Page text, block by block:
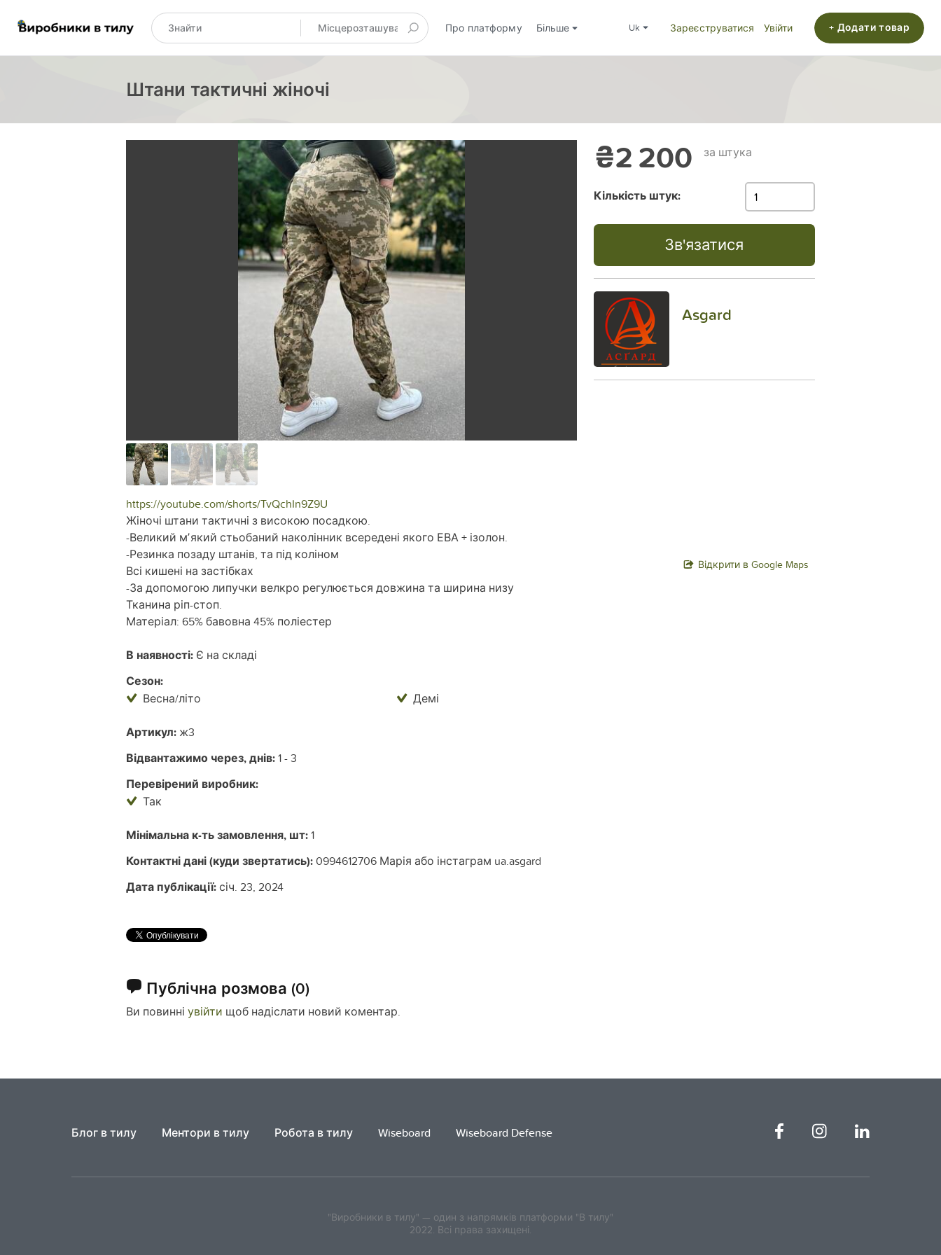
Про платформу Більше uk Зареєструватися Увійти + Додати товар
Штани тактичні жіночі
https://youtube.com/shorts/TvQchIn9Z9U
Жіночі штани тактичні з високою посадкою.
-Великий мʼякий стьобаний наколінник всередені якого ЕВА + ізолон.
-Резинка позаду штанів, та під коліном
Всі кишені на застібках
-За допомогою липучки велкро регулюється довжина та ширина низу
Тканина ріп-стоп.
Матеріал: 65% бавовна 45% поліестер
В наявності: Є на складі
Сезон:
Весна/літо Демі
Артикул: ж3
Відвантажимо через, днів:1 - 3
Перевірений виробник:
Так
Мінімальна к-ть замовлення, шт:1
Контактні дані (куди звертатись):0994612706 Марія або інстаграм ua.asgard
Дата публікації:січ. 23, 2024
Публічна розмова (0)
Ви повинні увійти щоб надіслати новий коментар.
₴2 200 за штука
Кількість штук:
Зв'язатися
Asgard
Відкрити в Google Maps
Блог в тилу Ментори в тилу Робота в тилу Wiseboard Wiseboard Defense
"Виробники в тилу" — один з напрямків платформи "В тилу"
2022. Всі права захищені.